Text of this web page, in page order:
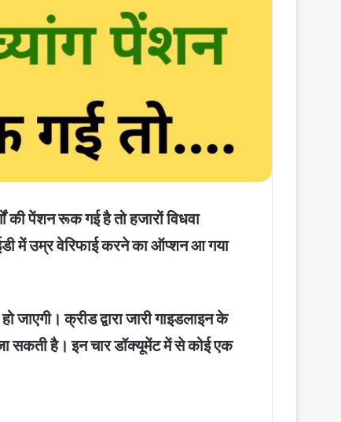
पेंशन रूक गई है तो हजारों विधवा
में उम्र वेरिफाई करने का ऑप्शन आ गया
क्रीड द्वारा जारी गाइडलाइन के
सकती है। इन चार डॉक्यूमेंट में से कोई एक